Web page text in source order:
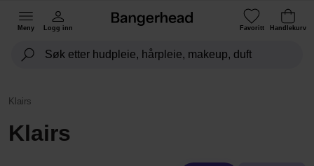
Meny Logg inn Favoritt Handlekurv
Klairs
Klairs